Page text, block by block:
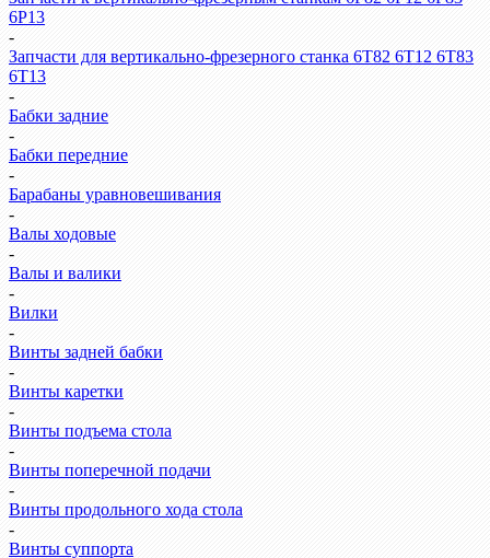
6Р13
-
Запчасти для вертикально-фрезерного станка 6Т82 6Т12 6Т83
6Т13
-
Бабки задние
-
Бабки передние
-
Барабаны уравновешивания
-
Валы ходовые
-
Валы и валики
-
Вилки
-
Винты задней бабки
-
Винты каретки
-
Винты подъема стола
-
Винты поперечной подачи
-
Винты продольного хода стола
-
Винты суппорта